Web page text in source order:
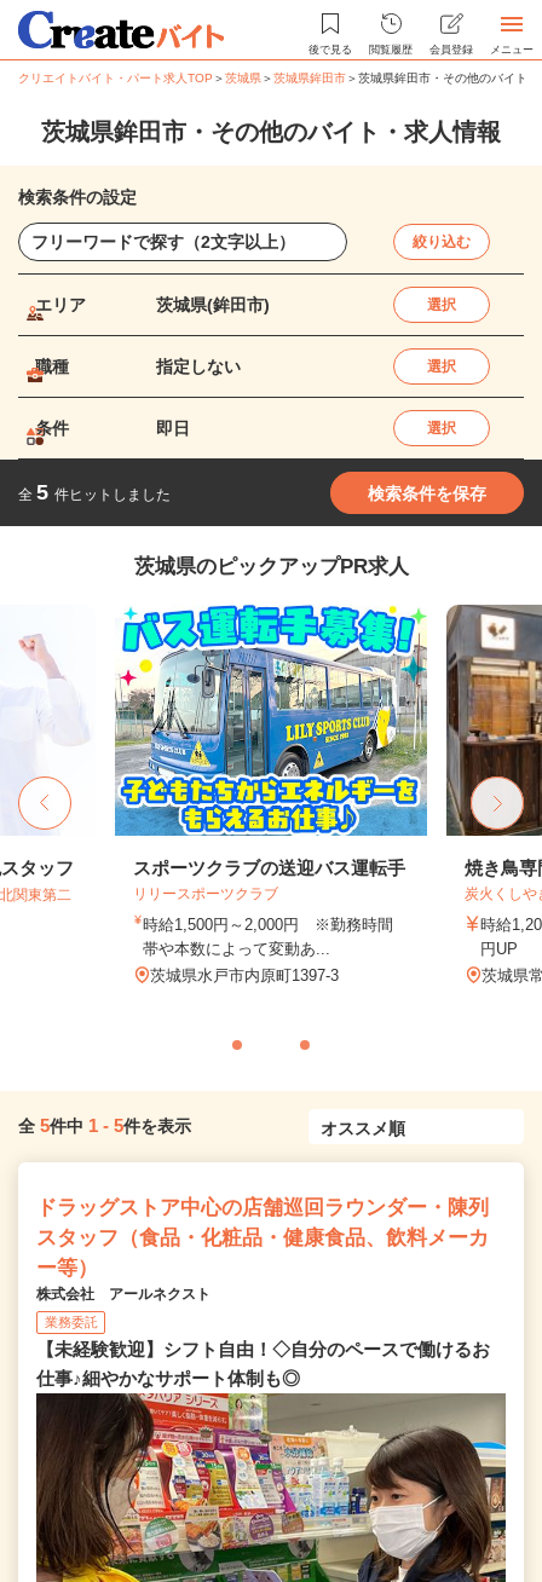
後で見る 閲覧履歴 会員登録 メニュー
クリエイトバイト・パート求人TOP ＞茨城県＞茨城県鉾田市＞茨城県鉾田市・その他のバイト
茨城県鉾田市・その他のバイト・求人情報
検索条件の設定
絞り込む
エリア 茨城県(鉾田市) 選択
職種 指定しない 選択
条件 即日 選択
全 5 件ヒットしました 検索条件を保存
茨城県のピックアップPR求人
タッフ
関東第二
スポーツクラブの送迎バス運転手
リリースポーツクラブ
時給1,500円～2,000円 ※勤務時間
帯や本数によって変動あ...
茨城県水戸市内原町1397-3
焼き鳥専
炭火くし
時給
円UP
茨城県
全 5件中 1 - 5件を表示
ドラッグストア中心の店舗巡回ラウンダー・陳列
スタッフ（食品・化粧品・健康食品、飲料メーカ
ー等）
株式会社 アールネクスト
業務委託
【未経験歓迎】シフト自由！◇自分のペースで働けるお
仕事♪細やかなサポート体制も◎